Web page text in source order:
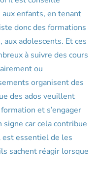
enfants, en tenant
donc des formations
aux adolescents. Et ces
à suivre des cours
ou
organisent des
des ados veuillent
et s’engager
signe car cela contribue
essentiel de les
sachent réagir lorsque